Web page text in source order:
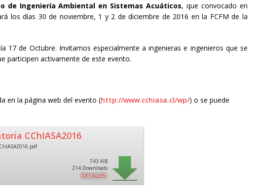
de Ingeniería Ambiental en Sistemas Acuáticos, que convocado en
los días 30 de noviembre, 1 y 2 de diciembre de 2016 en la FCFM de la
17 de Octubre. Invitamos especialmente a ingenieras e ingenieros que se
participen activamente de este evento.
en la página web del evento (http://www.cchiasa.cl/wp/) o se puede
CChIASA2016
743 KiB
214 Downloads
DETALLES